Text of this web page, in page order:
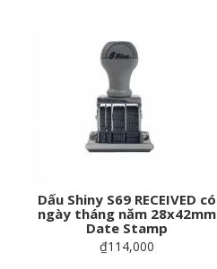
Dấu Shiny S69 RECEIVED có
ngày tháng năm 28x42mm
Date Stamp
₫114,000